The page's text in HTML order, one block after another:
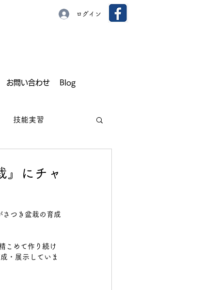
ログイン
お問い合わせ Blog
技能実習
』にチャ
さつき盆栽の育成
こめて作り続け
・展示していま